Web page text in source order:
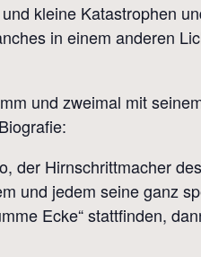
kleine Katastrophen
in einem anderen
und zweimal mit
der Hirnschrittmacher
und jedem seine ganz
Ecke“ stattfinden,